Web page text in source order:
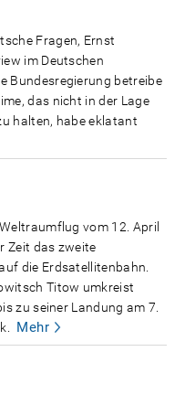
Fragen, Ernst
im Deutschen
Bundesregierung betreibe
das nicht in der Lage
halten, habe eklatant
vom 12. April
Zeit das zweite
die Erdsatellitenbahn.
Titow umkreist
zu seiner Landung am 7.
Mehr